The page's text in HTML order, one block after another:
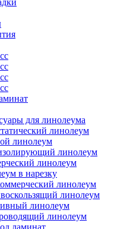
для линолеума
линолеум
линолеум
линолеум
линолеум
в нарезку
линолеум
линолеум
линолеум
линолеум
ламинат